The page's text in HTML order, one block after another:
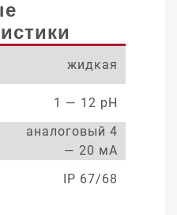
жидкая
1 — 12 pH
аналоговый 4
— 20 мА
IP 67/68